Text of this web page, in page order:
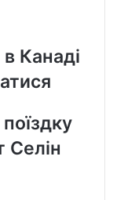
Канаді
Селін